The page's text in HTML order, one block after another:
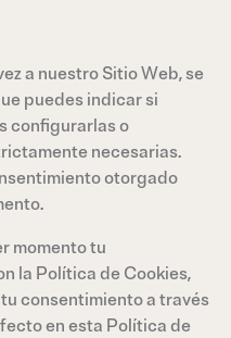
a nuestro Sitio Web, se
puedes indicar si
configurarlas o
necesarias.
otorgado
momento tu
la Política de Cookies,
consentimiento a través
en esta Política de